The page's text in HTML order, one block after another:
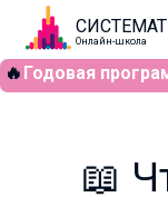
Онлайн-школа
🔥 Годовая
📖